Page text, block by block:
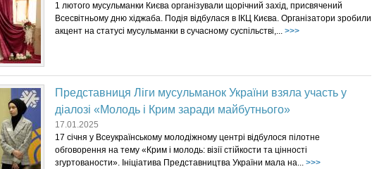
1 лютого мусульманки Києва організували щорічний захід, присвячений
Всесвітньому дню хіджаба. Подія відбулася в ІКЦ Києва. Організатори зробили
акцент на статусі мусульманки в сучасному суспільстві,... >>>
Представниця Ліги мусульманок України взяла участь у
діалозі «Молодь і Крим заради майбутнього»
17.01.2025
17 січня у Всеукраїнському молодіжному центрі відбулося пілотне
обговорення на тему «Крим і молодь: візії стійкости та цінності
згуртованости». Ініціатива Представництва України мала на... >>>